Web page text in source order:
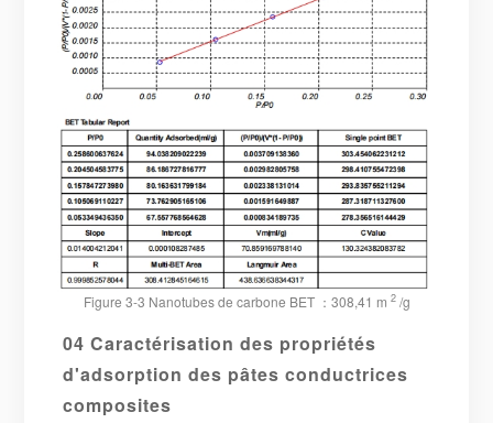
Figure 3-3 Nanotubes de carbone BET ： 308,41 m 2/g
04 Caractérisation des propriétés
d'adsorption des pâtes conductrices
composites